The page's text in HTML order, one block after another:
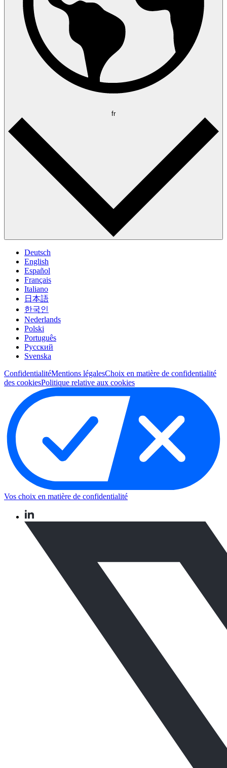
fr
Deutsch
English
Español
Français
Italiano
日本語
한국인
Nederlands
Polski
Português
Pусский
Svenska
ConfidentialitéMentions légalesChoix en matière de confidentialité
des cookiesPolitique relative aux cookies
Vos choix en matière de confidentialité